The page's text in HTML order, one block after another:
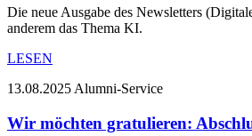
Die neue Ausgabe des Newsletters
anderem das Thema KI.
LESEN
13.08.2025 Alumni-Service
Wir möchten gratulieren: